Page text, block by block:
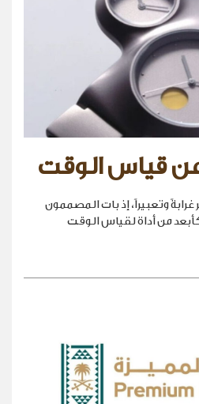
قياس الوقت
وتعبيراً، إذ بات المصممون
من أداة لقياس الوقت